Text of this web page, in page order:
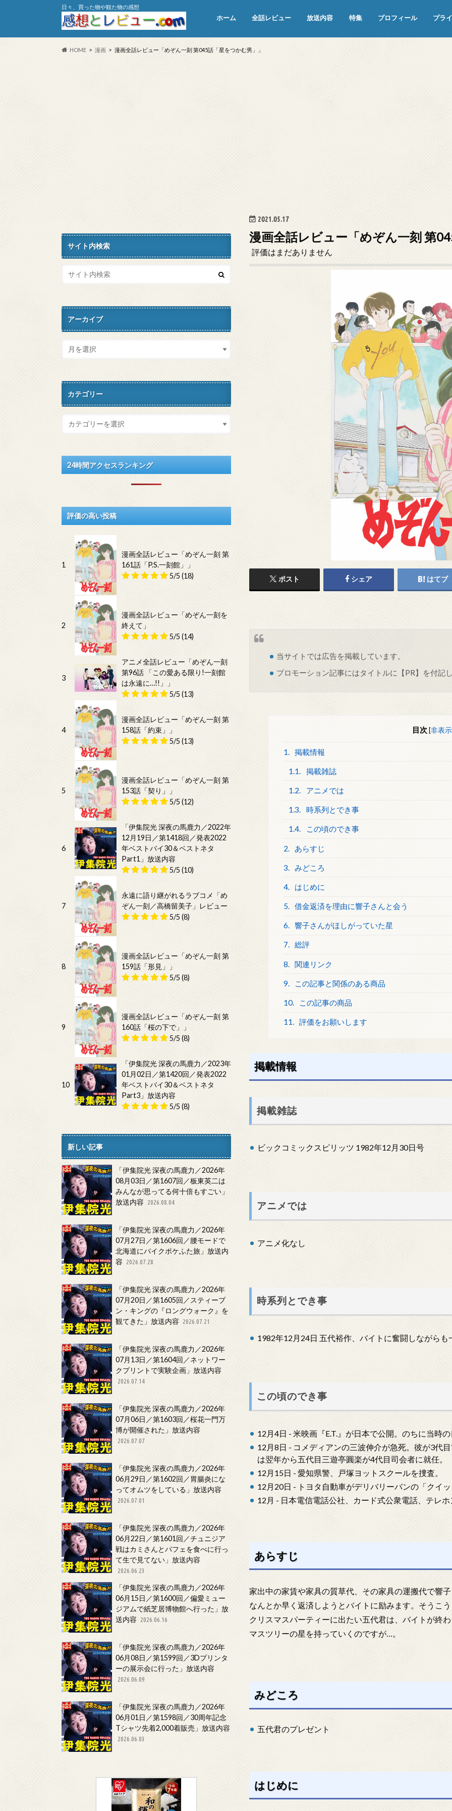
日々、買った物や観た物の感想
ホーム 全話レビュー 放送内容 特集 プロフィール プラ
HOME 漫画 漫画全話レビュー「めぞん一刻 第045話「星をつかむ男」」
2021.05.17
漫画全話レビュー「めぞん一刻 第
評価はまだありません
ポスト シェア はてブ
当サイトでは広告を掲載しています。
プロモーション記事にはタイトルに【PR】を付記
目次 [非表示
1. 掲載情報
1.1. 掲載雑誌
1.2. アニメでは
1.3. 時系列とでき事
1.4. この頃のでき事
2. あらすじ
3. みどころ
4. はじめに
5. 借金返済を理由に響子さんと会う
6. 響子さんがほしがっていた星
7. 総評
8. 関連リンク
9. この記事と関係のある商品
10. この記事の商品
11. 評価をお願いします
掲載情報
掲載雑誌
ビックコミックスピリッツ 1982年12月30日号
アニメでは
アニメ化なし
時系列とでき事
1982年12月24日 五代裕作、バイトに奮闘しながら
この頃のでき事
12月4日 - 米映画『E.T.』が日本で公開。のちに当時
12月8日 - コメディアンの三波伸介が急死。彼が3代
は翌年から五代目三遊亭圓楽が4代目司会者に就任。
12月15日 - 愛知県警、戸塚ヨットスクールを捜査。
12月20日 - トヨタ自動車がデリバリーバンの「クイ
12月 - 日本電信電話公社、カード式公衆電話、テレ
あらすじ
家出中の家賃や家具の質草代、その家具の運搬代で響
なんとか早く返済しようとバイトに励みます。そうこ
クリスマスパーティーに出たい五代君は、バイトが終
マスツリーの星を持っていくのですが…。
みどころ
五代君のプレゼント
はじめに
サイト内検索
アーカイブ
カテゴリー
24時間アクセスランキング
評価の高い投稿
1
漫画全話レビュー「めぞん一刻 第
161話「P.S.一刻館」」
5/5 (18)
2
漫画全話レビュー「めぞん一刻を
終えて」
5/5 (14)
3
アニメ全話レビュー「めぞん一刻
第96話 「この愛ある限り!一刻館
は永遠に…!!」」
5/5 (13)
4
漫画全話レビュー「めぞん一刻 第
158話「約束」」
5/5 (13)
5
漫画全話レビュー「めぞん一刻 第
153話「契り」」
5/5 (12)
6
「伊集院光 深夜の馬鹿力／2022年
12月19日／第1418回／発表2022
年ベストバイ30＆ベストネタ
Part1」放送内容
5/5 (10)
7
永遠に語り継がれるラブコメ「め
ぞん一刻／高橋留美子」レビュー
5/5 (8)
8
漫画全話レビュー「めぞん一刻 第
159話「形見」」
5/5 (8)
9
漫画全話レビュー「めぞん一刻 第
160話「桜の下で」」
5/5 (8)
10
「伊集院光 深夜の馬鹿力／2023年
01月02日／第1420回／発表2022
年ベストバイ30＆ベストネタ
Part3」放送内容
5/5 (8)
新しい記事
「伊集院光 深夜の馬鹿力／2026年
08月03日／第1607回／板東英二は
みんなが思ってる何十倍もすごい」
放送内容
2026.08.04
「伊集院光 深夜の馬鹿力／2026年
07月27日／第1606回／腰モードで
北海道にバイクポケふた旅」放送内
容
2026.07.28
「伊集院光 深夜の馬鹿力／2026年
07月20日／第1605回／スティーブ
ン・キングの『ロングウォーク』を
観てきた」放送内容
2026.07.21
「伊集院光 深夜の馬鹿力／2026年
07月13日／第1604回／ネットワー
クプリントで実験企画」放送内容
2026.07.14
「伊集院光 深夜の馬鹿力／2026年
07月06日／第1603回／桜花一門万
博が開催された」放送内容
2026.07.07
「伊集院光 深夜の馬鹿力／2026年
06月29日／第1602回／胃腸炎にな
ってオムツをしている」放送内容
2026.07.01
「伊集院光 深夜の馬鹿力／2026年
06月22日／第1601回／チュニジア
戦はカミさんとパフェを食べに行っ
て生で見てない」放送内容
2026.06.23
「伊集院光 深夜の馬鹿力／2026年
06月15日／第1600回／偏愛ミュー
ジアムで紙芝居博物館へ行った」放
送内容
2026.06.16
「伊集院光 深夜の馬鹿力／2026年
06月08日／第1599回／3Dプリンタ
ーの展示会に行った」放送内容
2026.06.09
「伊集院光 深夜の馬鹿力／2026年
06月01日／第1598回／30周年記念
Tシャツ先着2,000着販売」放送内容
2026.06.03